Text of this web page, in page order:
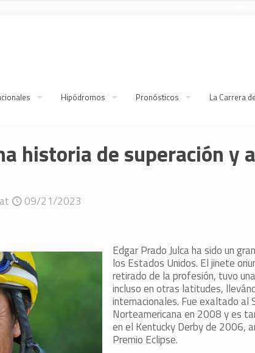
Hipódromos Pronósticos La Carrera
historia de superación y
at 09/21/2023
Edgar Prado Julca ha sido un
los Estados Unidos. El jinete
retirado de la profesión, tuvo
incluso en otras latitudes,
internacionales. Fue exaltado al
Norteamericana en 2008 y es
en el Kentucky Derby de 2006,
Premio Eclipse.